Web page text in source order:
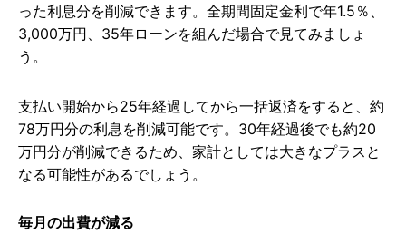
った利息分を削減できます。全期間固定金利で年1.5％、
3,000万円、35年ローンを組んだ場合で見てみましょ
う。
支払い開始から25年経過してから一括返済をすると、約
78万円分の利息を削減可能です。30年経過後でも約20
万円分が削減できるため、家計としては大きなプラスと
なる可能性があるでしょう。
毎月の出費が減る